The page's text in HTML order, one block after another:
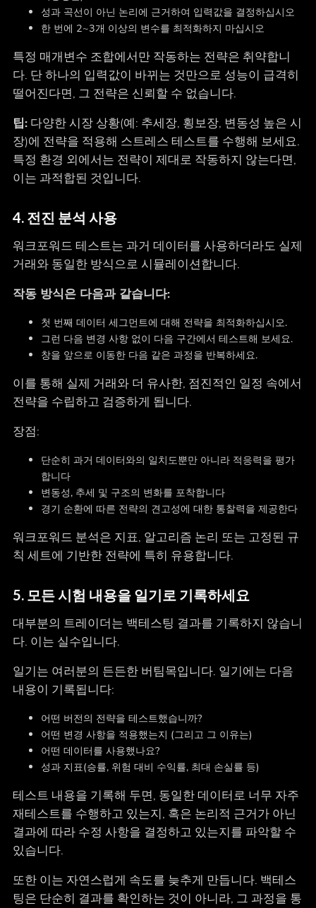
성과 곡선이 아닌 논리에 근거하여 입력값을 결정하십시오
한 번에 2~3개 이상의 변수를 최적화하지 마십시오
특정 매개변수 조합에서만 작동하는 전략은 취약합니
다. 단 하나의 입력값이 바뀌는 것만으로 성능이 급격히
떨어진다면, 그 전략은 신뢰할 수 없습니다.
팁:다양한 시장 상황(예: 추세장, 횡보장, 변동성 높은 시
장)에 전략을 적용해 스트레스 테스트를 수행해 보세요.
특정 환경 외에서는 전략이 제대로 작동하지 않는다면,
이는 과적합된 것입니다.
4. 전진 분석 사용
워크포워드 테스트는 과거 데이터를 사용하더라도 실제
거래와 동일한 방식으로 시뮬레이션합니다.
작동 방식은 다음과 같습니다:
첫 번째 데이터 세그먼트에 대해 전략을 최적화하십시오.
그런 다음 변경 사항 없이 다음 구간에서 테스트해 보세요.
창을 앞으로 이동한 다음 같은 과정을 반복하세요.
이를 통해 실제 거래와 더 유사한, 점진적인 일정 속에서
전략을 수립하고 검증하게 됩니다.
장점:
단순히 과거 데이터와의 일치도뿐만 아니라 적응력을 평가
합니다
변동성, 추세 및 구조의 변화를 포착합니다
경기 순환에 따른 전략의 견고성에 대한 통찰력을 제공한다
워크포워드 분석은 지표, 알고리즘 논리 또는 고정된 규
칙 세트에 기반한 전략에 특히 유용합니다.
5. 모든 시험 내용을 일기로 기록하세요
대부분의 트레이더는 백테스팅 결과를 기록하지 않습니
다. 이는 실수입니다.
일기는 여러분의 든든한 버팀목입니다. 일기에는 다음
내용이 기록됩니다:
어떤 버전의 전략을 테스트했습니까?
어떤 변경 사항을 적용했는지 (그리고 그 이유는)
어떤 데이터를 사용했나요?
성과 지표(승률, 위험 대비 수익률, 최대 손실률 등)
테스트 내용을 기록해 두면, 동일한 데이터로 너무 자주
재테스트를 수행하고 있는지, 혹은 논리적 근거가 아닌
결과에 따라 수정 사항을 결정하고 있는지를 파악할 수
있습니다.
또한 이는 자연스럽게 속도를 늦추게 만듭니다. 백테스
팅은 단순히 결과를 확인하는 것이 아니라, 그 과정을 통